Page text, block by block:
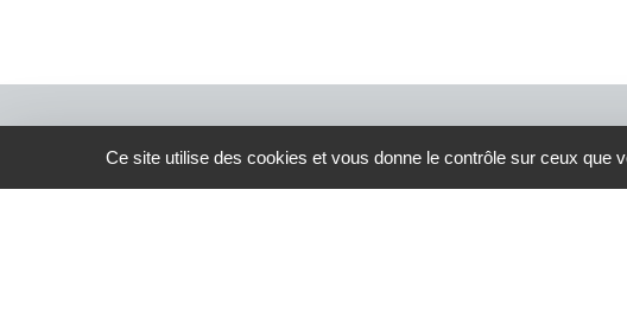
4
Ce site utilise des cookies et vous donne le contrôle sur ceux que